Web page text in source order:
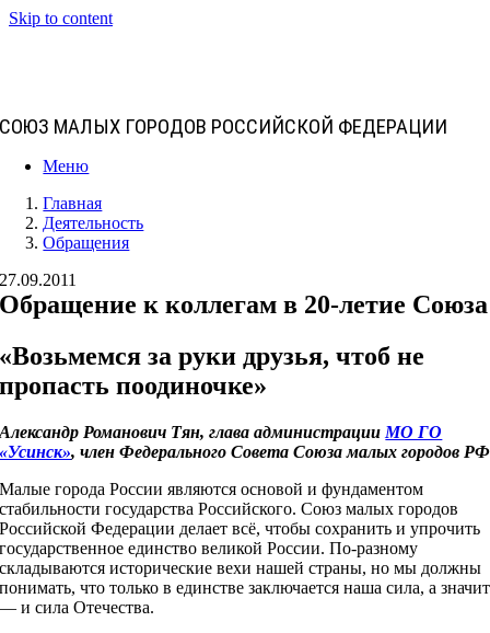
Skip to content
СОЮЗ МАЛЫХ ГОРОДОВ РОССИЙСКОЙ ФЕДЕРАЦИИ
Меню
Главная
Деятельность
Обращения
27.09.2011
Обращение к коллегам в 20-летие Союза
«Возьмемся за руки друзья, чтоб не
пропасть поодиночке»
Александр Романович Тян, глава администрации МО ГО
«Усинск», член Федерального Совета Союза малых городов РФ
Малые города России являются основой и фундаментом
стабильности государства Российского. Союз малых городов
Российской Федерации делает всё, чтобы сохранить и упрочить
государственное единство великой России. По-разному
складываются исторические вехи нашей страны, но мы должны
понимать, что только в единстве заключается наша сила, а значит
— и сила Отечества.